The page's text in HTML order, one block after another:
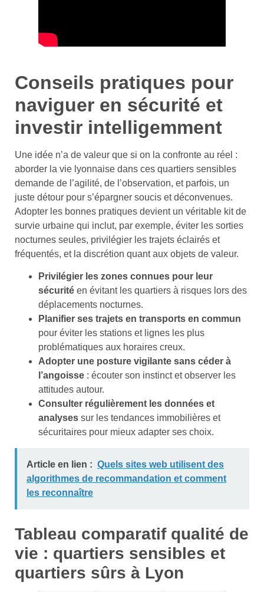
Conseils pratiques pour
naviguer en sécurité et
investir intelligemment
Une idée n’a de valeur que si on la confronte au réel :
aborder la vie lyonnaise dans ces quartiers sensibles
demande de l’agilité, de l’observation, et parfois, un
juste détour pour s’épargner soucis et déconvenues.
Adopter les bonnes pratiques devient un véritable kit de
survie urbaine qui inclut, par exemple, éviter les sorties
nocturnes seules, privilégier les trajets éclairés et
fréquentés, et la discrétion quant aux objets de valeur.
Privilégier les zones connues pour leur
sécurité en évitant les quartiers à risques lors des
déplacements nocturnes.
Planifier ses trajets en transports en commun
pour éviter les stations et lignes les plus
problématiques aux horaires creux.
Adopter une posture vigilante sans céder à
l’angoisse : écouter son instinct et observer les
attitudes autour.
Consulter régulièrement les données et
analyses sur les tendances immobilières et
sécuritaires pour mieux adapter ses choix.
Article en lien : Quels sites web utilisent des
algorithmes de recommandation et comment
les reconnaître
Tableau comparatif qualité de
vie : quartiers sensibles et
quartiers sûrs à Lyon